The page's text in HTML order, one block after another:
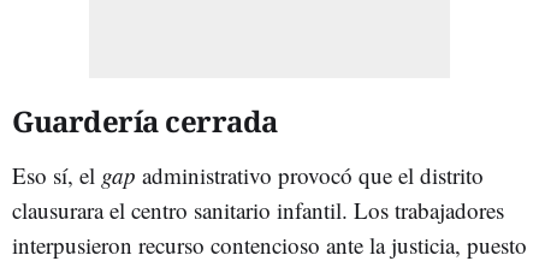
Guardería cerrada
Eso sí, el gap administrativo provocó que el distrito
clausurara el centro sanitario infantil. Los trabajadores
interpusieron recurso contencioso ante la justicia, puesto